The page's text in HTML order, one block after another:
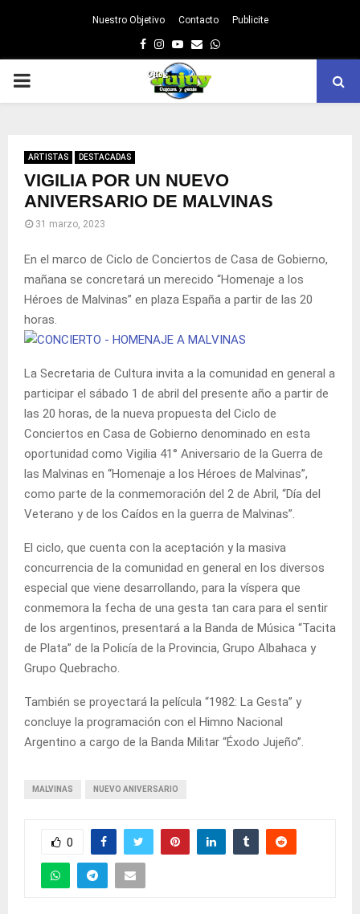
Nuestro Objetivo Contacto Publicite
Facebook
Instagram
Youtube
EmailWhatsapp
PRIMARY
ARTISTAS DESTACADAS
VIGILIA POR UN NUEVO
ANIVERSARIO DE MALVINAS
31 marzo, 2023
En el marco de Ciclo de Conciertos de Casa de Gobierno,
mañana se concretará un merecido “Homenaje a los
Héroes de Malvinas” en plaza España a partir de las 20
horas.
La Secretaria de Cultura invita a la comunidad en general a
participar el sábado 1 de abril del presente año a partir de
las 20 horas, de la nueva propuesta del Ciclo de
Conciertos en Casa de Gobierno denominado en esta
oportunidad como Vigilia 41° Aniversario de la Guerra de
las Malvinas en “Homenaje a los Héroes de Malvinas”,
como parte de la conmemoración del 2 de Abril, “Día del
Veterano y de los Caídos en la guerra de Malvinas”.
El ciclo, que cuenta con la aceptación y la masiva
concurrencia de la comunidad en general en los diversos
especial que viene desarrollando, para la víspera que
conmemora la fecha de una gesta tan cara para el sentir
de los argentinos, presentará a la Banda de Música “Tacita
de Plata” de la Policía de la Provincia, Grupo Albahaca y
Grupo Quebracho.
También se proyectará la película “1982: La Gesta” y
concluye la programación con el Himno Nacional
Argentino a cargo de la Banda Militar “Éxodo Jujeño”.
MALVINAS NUEVO ANIVERSARIO
0